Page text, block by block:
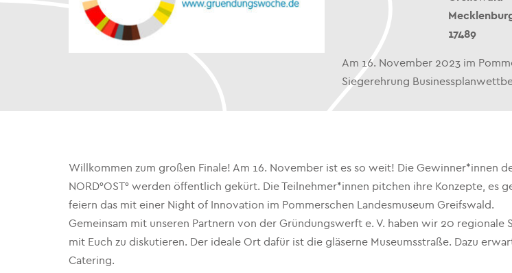
17489
Am 16. November 2023 im
Siegerehrung
Willkommen zum großen Finale! Am 16. November ist es so weit! Die Gewinner*innen
NORD°OST° werden öffentlich gekürt. Die Teilnehmer*innen pitchen ihre Konzepte,
feiern das mit einer Night of Innovation im Pommerschen Landesmuseum Greifswald.
Gemeinsam mit unseren Partnern von der Gründungswerft e. V. haben wir 20
mit Euch zu diskutieren. Der ideale Ort dafür ist die gläserne Museumsstraße. Dazu
Catering.